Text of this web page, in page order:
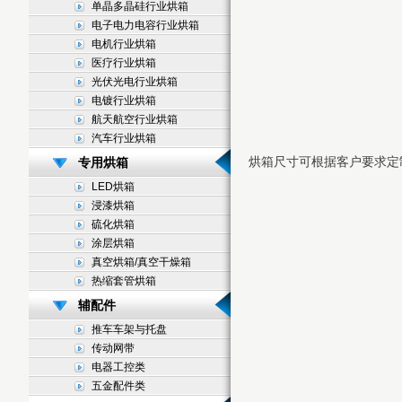
单晶多晶硅行业烘箱
电子电力电容行业烘箱
电机行业烘箱
医疗行业烘箱
光伏光电行业烘箱
电镀行业烘箱
航天航空行业烘箱
汽车行业烘箱
专用烘箱
LED烘箱
浸漆烘箱
硫化烘箱
涂层烘箱
真空烘箱/真空干燥箱
热缩套管烘箱
辅配件
推车车架与托盘
传动网带
电器工控类
五金配件类
烘箱尺寸可根据客户要求定